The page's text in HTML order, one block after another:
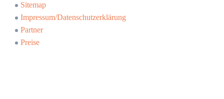
Sitemap
Impressum/Datenschutzerklärung
Partner
Preise